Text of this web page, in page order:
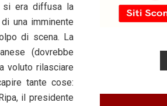
si era diffusa la
una imminente
di scena. La
(dovrebbe
voluto rilasciare
tante cose:
il presidente